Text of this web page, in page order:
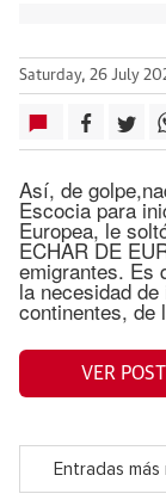
Saturday, 26 July
Así, de
Escocia para
Europea, le
ECHAR DE
emigrantes. Es
la necesidad
continentes,
VER POST
Entradas más